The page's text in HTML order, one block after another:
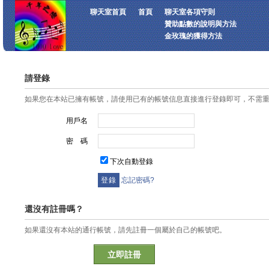
聊天室首頁 首頁
聊天室各項守則
贊助點數的說明與方法
金玫瑰的獲得方法
請登錄
如果您在本站已擁有帳號，請使用已有的帳號信息直接進行登錄即可，不需
用戶名
密 碼
下次自動登錄
忘記密碼?
還沒有註冊嗎？
如果還沒有本站的通行帳號，請先註冊一個屬於自己的帳號吧。
立即註冊